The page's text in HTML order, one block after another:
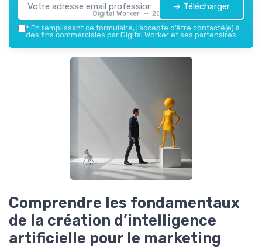
Digital Worker — 2026
➔ Télécharger
* En remplissant ce formulaire, j’accepte d’être contacté(e) à
des fins commerciales par Digital Worker et ses partenaires.
Comprendre les fondamentaux
de la création d’intelligence
artificielle pour le marketing